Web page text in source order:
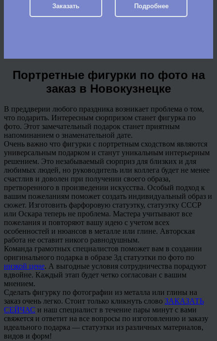
Заказать Подробнее
Портретные фигурки по фото на
заказ в Новокузнецке
В преддверии любого праздника возникает проблема о том,
что подарить. Интересным сюрпризом станет фигурка по
фото. Этот замечательный подарок станет приятным
напоминанием о знаменательной дате.
Очень важно что фигурки с портретным сходством являются
универсальным подарком и станут уникальным интерьерным
решением. Это незабываемый сюрприз для близких и для
любимых людей, но руководитель или коллега будет не менее
счастлив и доволен при получении своего образа,
претворенного в произведении искусства. Особый подход к
вашим пожеланиям поможет создать индивидуальный образ и
сюжет. Изготовить фарфоровую статуэтку, статуэтку СССР
или Оскара теперь не проблема. Мастера учитывают все
пожелания и повторяют вашу идею с учетом всех
особенностей и нюансов в металле или глине. Авторская
работа не оставит никого равнодушным.
Команда грамотных специалистов поможет вам в создании
оригинального подарка в образе 3д статуэтки по фото по
низкой цене. А выгодные условия сотрудничества порадуют
вдвойне. Каждый этап будет четко согласован с вашим
мнением.
Сделать фигурку по фотографии из металла или глины на
заказ очень легко. Стоит только кликнуть слово ЗАКАЗАТЬ
СЕЙЧАС и наш специалист в течение пары минут с вами
свяжется и ответит на все вопросы по изготовлению и заказу
идеального подарка — статуэтки из различных материалов,
видов и форм!